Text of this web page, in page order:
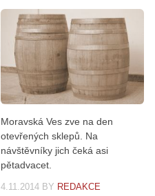
Moravská Ves zve na den
otevřených sklepů. Na
návštěvníky jich čeká asi
pětadvacet.
4.11.2014 BY REDAKCE